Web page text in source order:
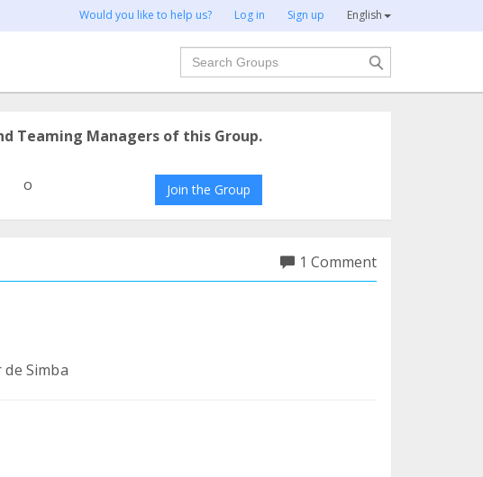
Would you like to help us? Log in Sign up English
Search
Teaming Managers of this Group.
o Join the Group
1 Comment
de Simba